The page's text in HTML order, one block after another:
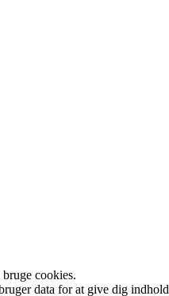
cookies.
data for at give dig